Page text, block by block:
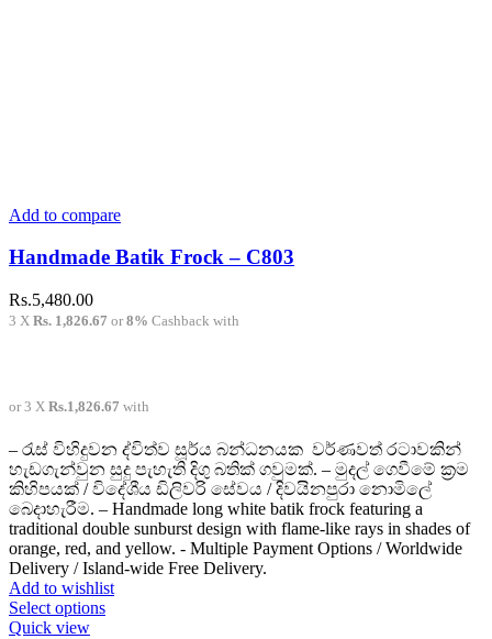
Add to compare
Handmade Batik Frock – C803
Rs.5,480.00
3 X Rs. 1,826.67 or8% Cashback with
or 3 X Rs.1,826.67 with
– රැස් විහිදුවන ද්විත්ව සූර්ය බන්ධනයක වර්ණවත් රටාවකින්
හැඩගැන්වුන සුදු පැහැති දිගු බතික් ගවුමක්. – මුදල් ගෙවීමේ ක්‍රම
කිහිපයක් / විදේශීය ඩිලිවරි සේවය / දිවයිනපුරා නොමිලේ
බෙදාහැරීම. – Handmade long white batik frock featuring a
traditional double sunburst design with flame-like rays in shades of
orange, red, and yellow. - Multiple Payment Options / Worldwide
Delivery / Island-wide Free Delivery.
Add to wishlist
Select optionsThis
Quick view